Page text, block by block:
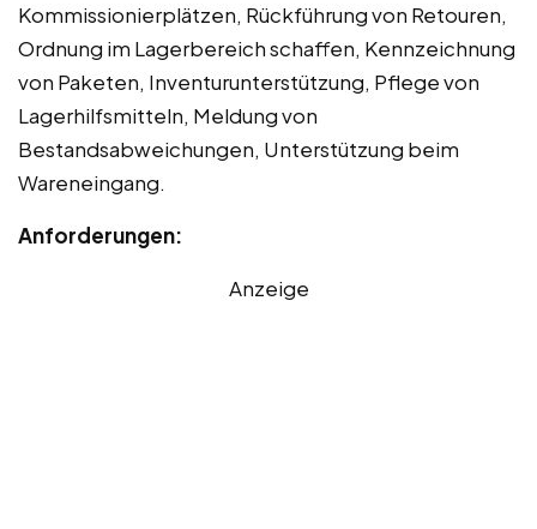
Kommissionierplätzen, Rückführung von Retouren,
Ordnung im Lagerbereich schaffen, Kennzeichnung
von Paketen, Inventurunterstützung, Pflege von
Lagerhilfsmitteln, Meldung von
Bestandsabweichungen, Unterstützung beim
Wareneingang.
Anforderungen:
Anzeige